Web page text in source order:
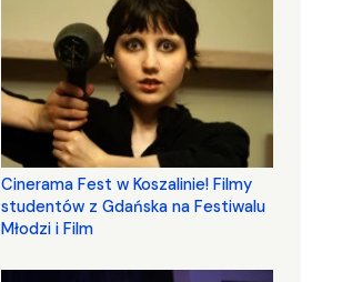
Cinerama Fest w Koszalinie! Filmy
studentów z Gdańska na Festiwalu
Młodzi i Film